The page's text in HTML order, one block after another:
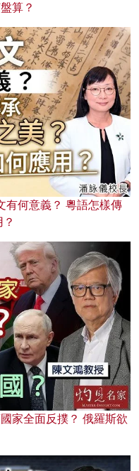
算？
有何意義？ 粵語怎樣傳
家全面反撲？ 俄羅斯欲